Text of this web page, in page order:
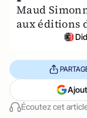
Maud
aux éditions
Écoutez cet